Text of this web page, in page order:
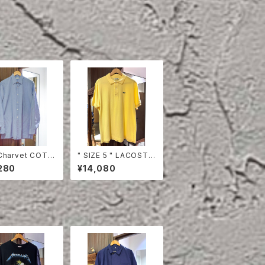
COTT
" SIZE 5 " LACOSTE
POLO SHIRT YELLO
W
¥14,080